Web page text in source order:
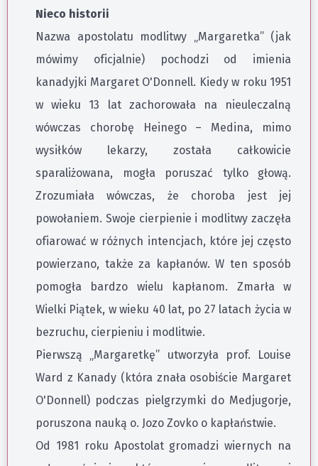
Nieco historii
Nazwa apostolatu modlitwy „Margaretka” (jak
mówimy oficjalnie) pochodzi od imienia
kanadyjki Margaret O'Donnell. Kiedy w roku 1951
w wieku 13 lat zachorowała na nieuleczalną
wówczas chorobę Heinego – Medina, mimo
wysiłków lekarzy, została całkowicie
sparaliżowana, mogła poruszać tylko głową.
Zrozumiała wówczas, że choroba jest jej
powołaniem. Swoje cierpienie i modlitwy zaczęła
ofiarować w różnych intencjach, które jej często
powierzano, także za kapłanów. W ten sposób
pomogła bardzo wielu kapłanom. Zmarła w
Wielki Piątek, w wieku 40 lat, po 27 latach życia w
bezruchu, cierpieniu i modlitwie.
Pierwszą „Margaretkę” utworzyła prof. Louise
Ward z Kanady (która znała osobiście Margaret
O'Donnell) podczas pielgrzymki do Medjugorje,
poruszona nauką o. Jozo Zovko o kapłaństwie.
Od 1981 roku Apostolat gromadzi wiernych na